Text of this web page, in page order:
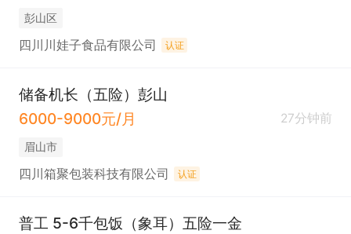
彭山区
四川川娃子食品有限公司 认证
储备机长（五险）彭山
6000-9000元/月
27分钟前
眉山市
四川箱聚包装科技有限公司 认证
普工 5-6千包饭（象耳）五险一金